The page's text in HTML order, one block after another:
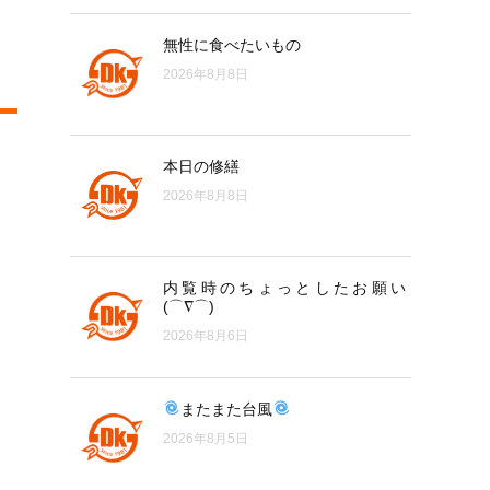
無性に食べたいもの
2026年8月8日
本日の修繕
2026年8月8日
内覧時のちょっとしたお願い
(⌒∇⌒)
2026年8月6日
またまた台風
2026年8月5日